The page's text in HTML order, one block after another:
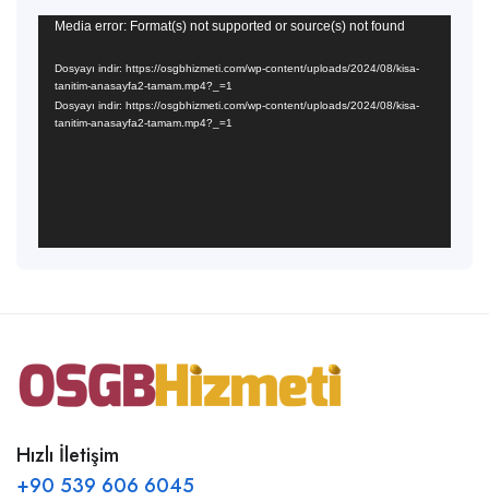
Video
Media error: Format(s) not supported or source(s) not found
Dosyayı indir: https://osgbhizmeti.com/wp-content/uploads/2024/08/kisa-
tanitim-anasayfa2-tamam.mp4?_=1
Dosyayı indir: https://osgbhizmeti.com/wp-content/uploads/2024/08/kisa-
tanitim-anasayfa2-tamam.mp4?_=1
Hızlı İletişim
+90 539 606 6045